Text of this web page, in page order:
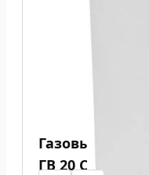
Газовый
ГВ 20 СН